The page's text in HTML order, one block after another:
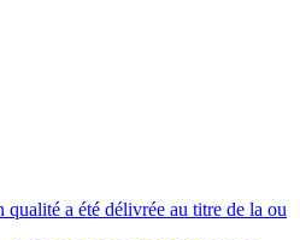
a été délivrée au titre de la ou